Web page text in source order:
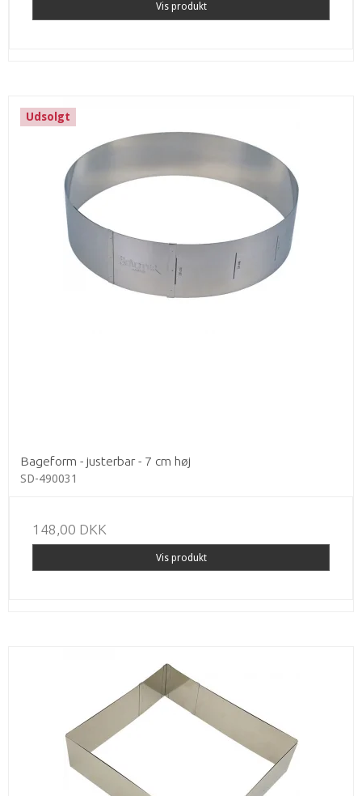
Vis produkt
Udsolgt
Bageform - justerbar - 7 cm høj
SD-490031
148,00 DKK
Vis produkt